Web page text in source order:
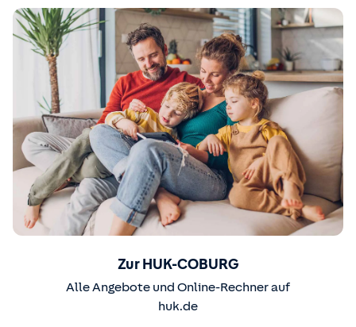
Zur HUK-COBURG
Alle Angebote und Online-Rechner auf
huk.de